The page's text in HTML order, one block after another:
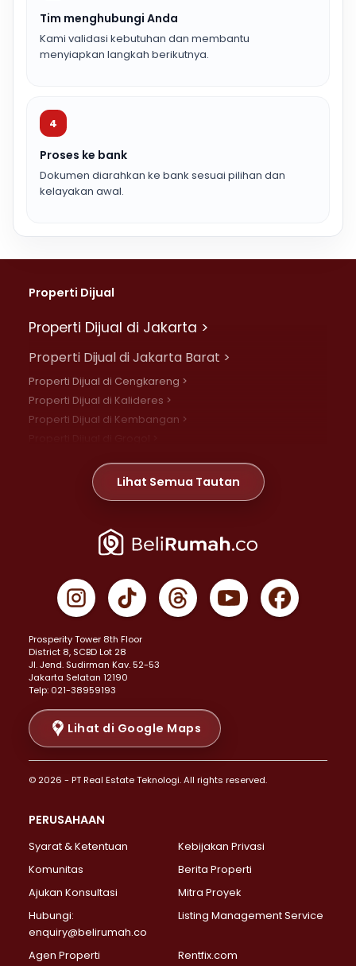
Tim menghubungi Anda
Kami validasi kebutuhan dan membantu
menyiapkan langkah berikutnya.
4
Proses ke bank
Dokumen diarahkan ke bank sesuai pilihan dan
kelayakan awal.
Properti Dijual
Properti Dijual di Jakarta >
Properti Dijual di Jakarta Barat >
Properti Dijual di Cengkareng >
Properti Dijual di Kalideres >
Properti Dijual di Kembangan >
Properti Dijual di Meruya >
Properti Dijual di Jelambar >
Properti Dijual di Jakarta Pusat >
Properti Dijual di Gambir >
Properti Dijual di Johar Baru >
Properti Dijual di Menteng >
Properti Dijual di Senen >
Properti Dijual di Tanah Abang >
Properti Dijual di Cikini >
Properti Dijual di Kramat >
Properti Dijual di Pasar Baru >
Properti Dijual di Bendungan Hilir >
Properti Dijual di Jakarta Selatan >
Properti Dijual di Lebak Bulus >
Properti Dijual di Gandaria Selatan >
Properti Dijual di Pondok Labu >
Properti Dijual di Lenteng Agung >
Properti Dijual di Senayan >
Properti Dijual di Pondok Pinang >
Lihat Semua Tautan
Prosperity Tower 8th Floor
District 8, SCBD Lot 28
JI. Jend. Sudirman Kav. 52-53
Jakarta Selatan 12190
Telp: 021-38959193
Lihat di Google Maps
© 2026 - PT Real Estate Teknologi. All rights reserved.
PERUSAHAAN
Syarat & Ketentuan
Kebijakan Privasi
Komunitas
Berita Properti
Ajukan Konsultasi
Mitra Proyek
Hubungi:
enquiry@belirumah.co
Listing Management Service
Agen Properti Rentfix.com